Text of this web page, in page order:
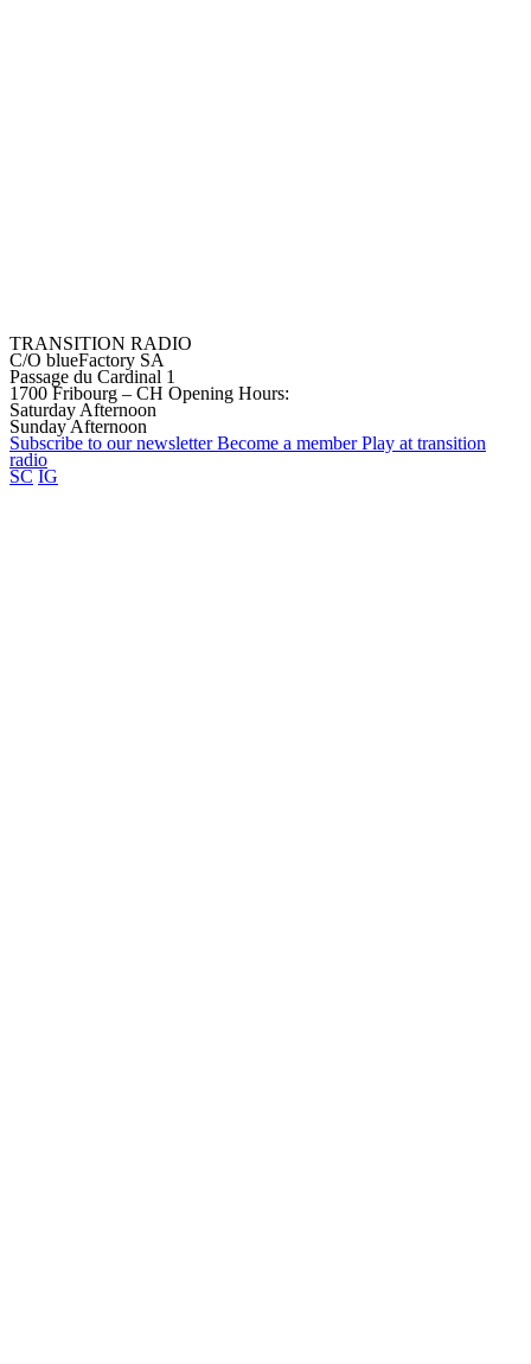
TRANSITION RADIO
C/O blueFactory SA
Passage du Cardinal 1
1700 Fribourg – CH Opening Hours:
Saturday Afternoon
Sunday Afternoon
Subscribe to ournewsletter Become a member Play at transition
radio
SC IG